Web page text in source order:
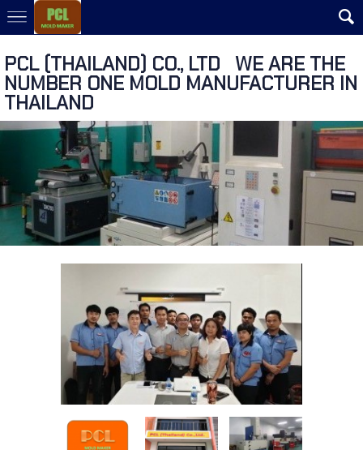
PCL THAILAND PLASTIC MOLD
PCL (THAILAND) CO., LTD WE ARE THE
NUMBER ONE MOLD MANUFACTURER IN
THAILAND